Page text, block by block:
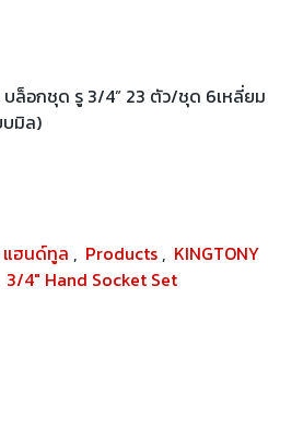
บล็อกชุด รู 3/4” 23 ตัว/ชุด 6เหลี่ยม
บมิล)
แฮนด์ทูล , Products , KINGTONY
3/4" Hand Socket Set